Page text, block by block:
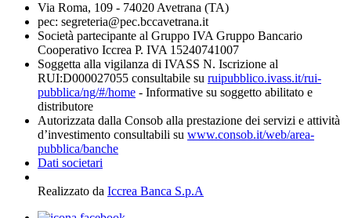
Via Roma, 109 - 74020 Avetrana (TA)
pec: segreteria@pec.bccavetrana.it
Società partecipante al Gruppo IVA Gruppo Bancario
Cooperativo Iccrea P. IVA 15240741007
Soggetta alla vigilanza di IVASS N. Iscrizione al
RUI:D000027055 consultabile su ruipubblico.ivass.it/rui-
pubblica/ng/#/home - Informative su soggetto abilitato e
distributore
Autorizzata dalla Consob alla prestazione dei servizi e attività
d’investimento consultabili su www.consob.it/web/area-
pubblica/banche
Dati societari
Realizzato da Iccrea Banca S.p.A